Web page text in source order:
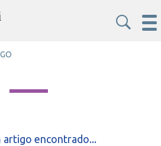
artigo encontrado...